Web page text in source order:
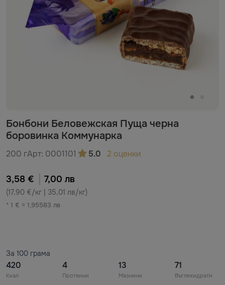
Бонбони Беловежская Пуща черна
боровинка Коммунарка
200 гАрт: 0001101 5.0 2 оценки
3,58 € 7,00 лв
(17,90 €/кг | 35,01 лв/кг)
* 1 € = 1,95583 лв
За 100 грама
420
Ккал
4
Протеини
13
Мазнини
71
Въглехидрати